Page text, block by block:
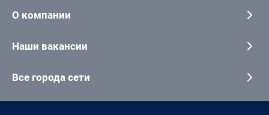
О компании
Наши вакансии
Все города сети